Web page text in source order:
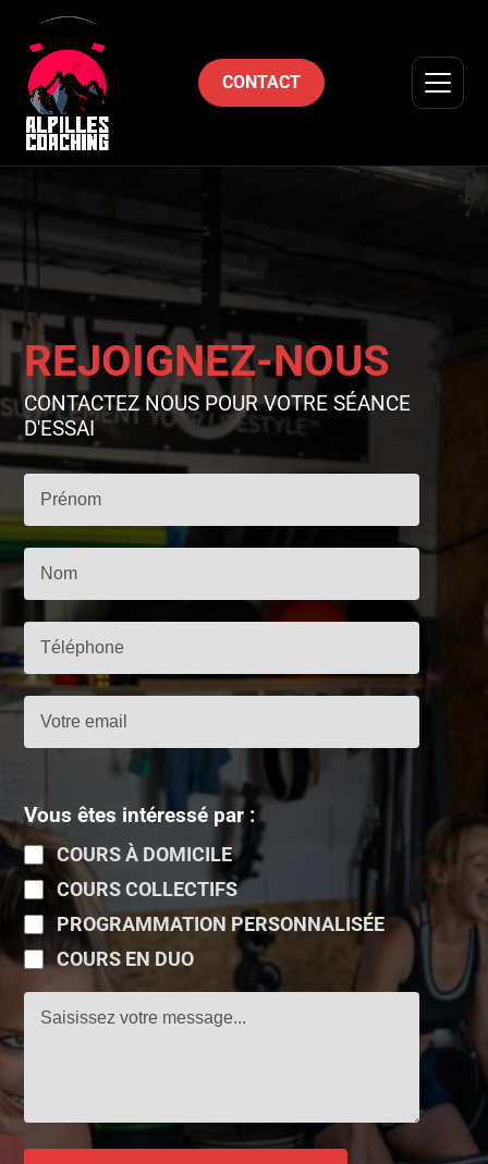
CONTACT Ouvrir
REJOIGNEZ-NOUS
CONTACTEZ NOUS POUR VOTRE SÉANCE
D'ESSAI
Vous êtes intéressé par :
COURS À DOMICILE
COURS COLLECTIFS
PROGRAMMATION PERSONNALISÉE
COURS EN DUO